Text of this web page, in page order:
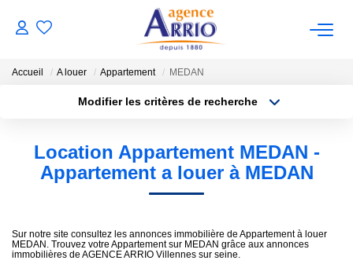
VENTES
BIENS VENDUS
LOCATIONS
NOTRE AGENCE
Accueil A louer Appartement MEDAN
Modifier les critères de recherche
Sélectionnez...
Type de bien
Surface min
Créer une alerte
Location Appartement MEDAN -
Appartement a louer à MEDAN
Sur notre site consultez les annonces immobilière de Appartement à louer
MEDAN. Trouvez votre Appartement sur MEDAN grâce aux annonces
immobilières de AGENCE ARRIO Villennes sur seine.